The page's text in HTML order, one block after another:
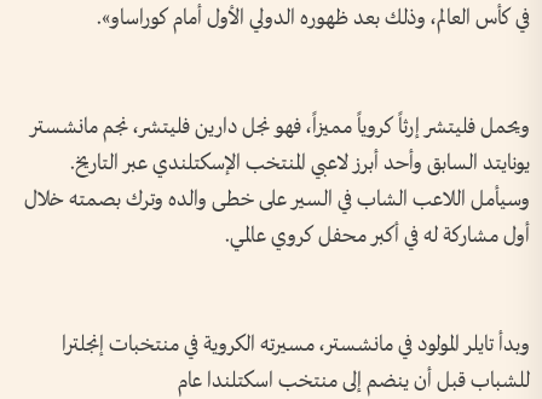
في كأس العالم، وذلك بعد ظهوره الدولي الأول أمام كوراساو».
ويحمل فليتشر إرثاً كروياً مميزاً، فهو نجل دارين فليتشر، نجم مانشستر
يونايتد السابق وأحد أبرز لاعبي المنتخب الإسكتلندي عبر التاريخ.
وسيأمل اللاعب الشاب في السير على خطى والده وترك بصمته خلال
أول مشاركة له في أكبر محفل كروي عالمي.
وبدأ تايلر المولود في مانشستر، مسيرته الكروية في منتخبات إنجلترا
للشباب قبل أن ينضم إلى منتخب اسكتلندا عام